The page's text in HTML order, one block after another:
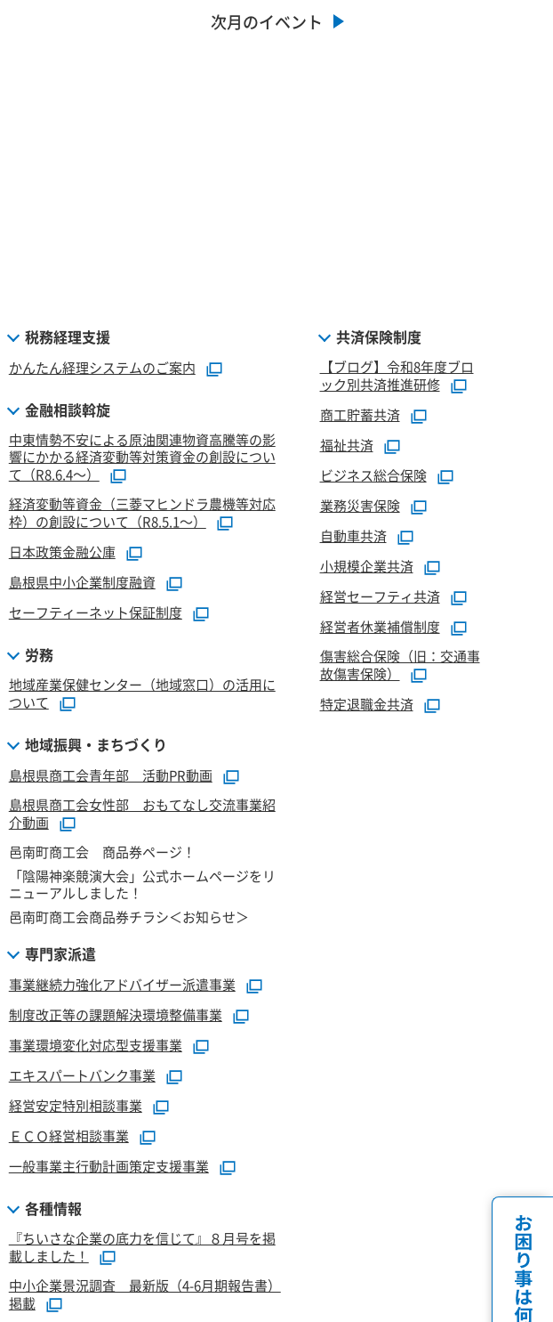
次月のイベント
税務経理支援
かんたん経理システムのご案内
金融相談斡旋
中東情勢不安による原油関連物資高騰等の影
響にかかる経済変動等対策資金の創設につい
て（R8.6.4～）
経済変動等資金（三菱マヒンドラ農機等対応
枠）の創設について（R8.5.1～）
日本政策金融公庫
島根県中小企業制度融資
セーフティーネット保証制度
労務
地域産業保健センター（地域窓口）の活用に
ついて
地域振興・まちづくり
島根県商工会青年部 活動PR動画
島根県商工会女性部 おもてなし交流事業紹
介動画
邑南町商工会 商品券ページ！
「陰陽神楽競演大会」公式ホームページをリ
ニューアルしました！
邑南町商工会商品券チラシ＜お知らせ＞
専門家派遣
事業継続力強化アドバイザー派遣事業
制度改正等の課題解決環境整備事業
事業環境変化対応型支援事業
エキスパートバンク事業
経営安定特別相談事業
ＥＣＯ経営相談事業
一般事業主行動計画策定支援事業
各種情報
『ちいさな企業の底力を信じて』８月号を掲
載しました！
中小企業景況調査 最新版（4-6月期報告書）
掲載
共済保険制度
【ブログ】令和8年度ブロ
ック別共済推進研修
商工貯蓄共済
福祉共済
ビジネス総合保険
業務災害保険
自動車共済
小規模企業共済
経営セーフティ共済
経営者休業補償制度
傷害総合保険（旧：交通事
故傷害保険）
特定退職金共済